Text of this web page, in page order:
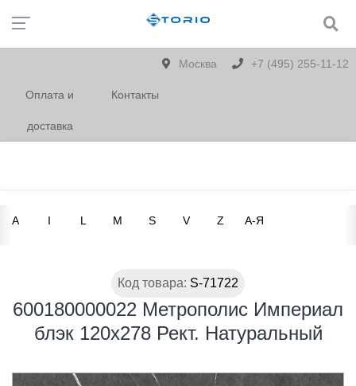
Москва +7 (495) 255-11-12
Оплата и
доставка
Контакты
A I L M S V Z А-Я
Код товара: S-71722
600180000022 Метрополис Империал
блэк 120х278 Рект. Натуральный